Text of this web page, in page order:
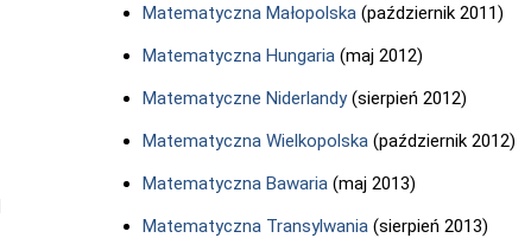
Matematyczna Małopolska (październik 2011)
Matematyczna Hungaria (maj 2012)
Matematyczne Niderlandy(sierpień 2012)
Matematyczna Wielkopolska (październik 2012)
Matematyczna Bawaria (maj 2013)
Matematyczna Transylwania (sierpień 2013)